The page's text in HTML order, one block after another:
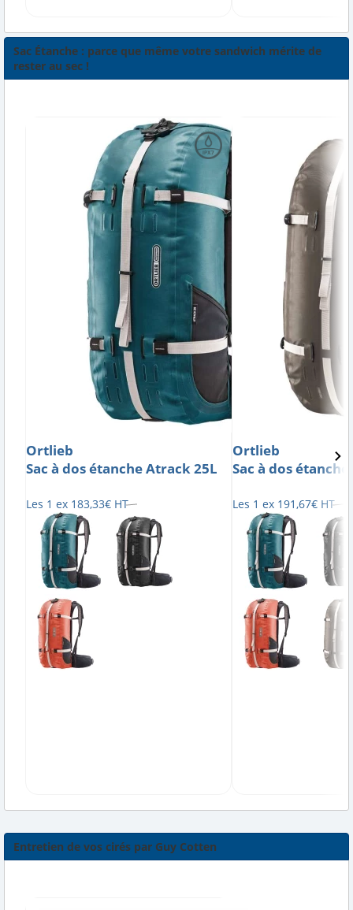
Sac Étanche : parce que même votre sandwich mérite de
rester au sec !
Ortlieb
Sac à dos étanche Atrack 25L
Les 1 ex 183,33€ HT
Ortlieb
Sac à dos
Les 1 ex 191 ,67€ HT
Entretien de vos cirés par Guy Cotten